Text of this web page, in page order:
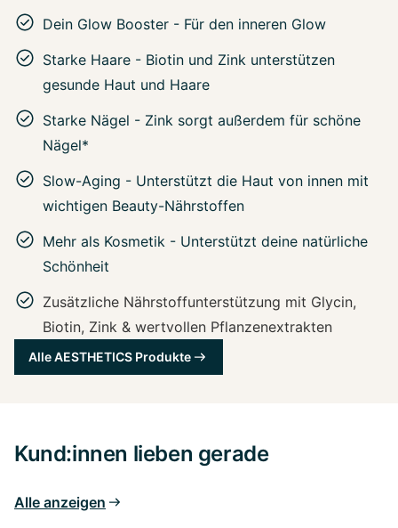
Dein Glow Booster - Für den inneren Glow
Starke Haare - Biotin und Zink unterstützen
gesunde Haut und Haare
Starke Nägel - Zink sorgt außerdem für schöne
Nägel*
Slow-Aging - Unterstützt die Haut von innen mit
wichtigen Beauty-Nährstoffen
Mehr als Kosmetik - Unterstützt deine natürliche
Schönheit
Zusätzliche Nährstoffunterstützung mit Glycin,
Biotin, Zink & wertvollen Pflanzenextrakten
Alle AESTHETICS Produkte
Kund:innen lieben gerade
Alle anzeigen